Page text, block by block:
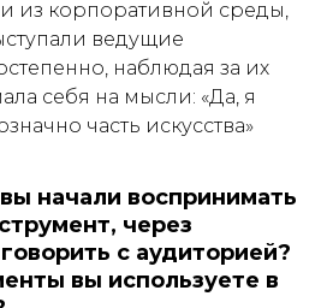
из корпоративной среды,
ведущие
наблюдая за их
себя на мысли: «Да, я
часть искусства»
начали воспринимать
через
с аудиторией?
вы используете в